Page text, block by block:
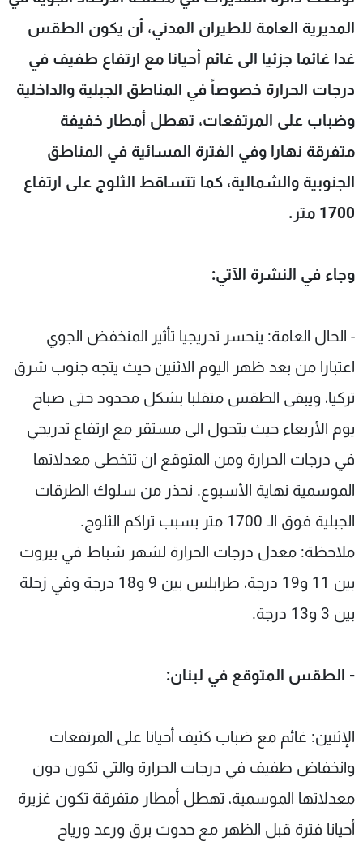
المديرية العامة للطيران المدني، أن يكون الطقس
غدا غائما جزئيا الى غائم أحيانا مع ارتفاع طفيف في
درجات الحرارة خصوصاً في المناطق الجبلية والداخلية
وضباب على المرتفعات، تهطل أمطار خفيفة
متفرقة نهارا وفي الفترة المسائية في المناطق
الجنوبية والشمالية، كما تتساقط الثلوج على ارتفاع
1700 متر.
وجاء في النشرة الآتي:
- الحال العامة: ينحسر تدريجيا تأثير المنخفض الجوي
اعتبارا من بعد ظهر اليوم الاثنين حيث يتجه جنوب شرق
تركيا، ويبقى الطقس متقلبا بشكل محدود حتى صباح
يوم الأربعاء حيث يتحول الى مستقر مع ارتفاع تدريجي
في درجات الحرارة ومن المتوقع ان تتخطى معدلاتها
الموسمية نهاية الأسبوع. نحذر من سلوك الطرقات
الجبلية فوق الـ 1700 متر بسبب تراكم الثلوج.
ملاحظة: معدل درجات الحرارة لشهر شباط في بيروت
بين 11 و19 درجة، طرابلس بين 9 و18 درجة وفي زحلة
بين 3 و13 درجة.
- الطقس المتوقع في لبنان:
الإثنين: غائم مع ضباب كثيف أحيانا على المرتفعات
وانخفاض طفيف في درجات الحرارة والتي تكون دون
معدلاتها الموسمية، تهطل أمطار متفرقة تكون غزيرة
أحيانا فترة قبل الظهر مع حدوث برق ورعد ورياح
شاهد البرامج
الترددات
عن MTV
لاعلاناتكم
وظائف
تواصل معنا
شروط الإسـتخدام
سياسة الخصوصية